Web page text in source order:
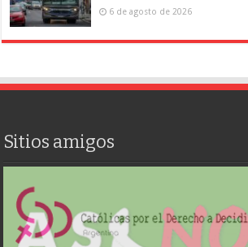
6 de agosto de 2026
Sitios amigos